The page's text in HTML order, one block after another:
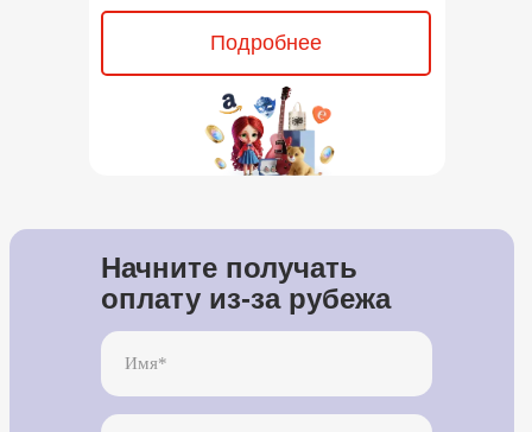
Подробнее
Начните получать
оплату из-за рубежа